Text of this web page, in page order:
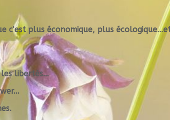
c'est plus économique, plus écologique
leslibertés…